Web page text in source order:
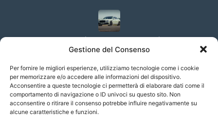
Gestione del Consenso
Per fornire le migliori esperienze, utilizziamo tecnologie come i cookie
per memorizzare e/o accedere alle informazioni del dispositivo.
Acconsentire a queste tecnologie ci permetterà di elaborare dati come il
comportamento di navigazione o ID univoci su questo sito. Non
acconsentire o ritirare il consenso potrebbe influire negativamente su
alcune caratteristiche e funzioni.
Bentley Flying Spur 6.0 W12 Mulliner
315.662,00 €
Maserati Grecale 3.0 V6 530cv Trofeo Q4 auto
122.000,00 €